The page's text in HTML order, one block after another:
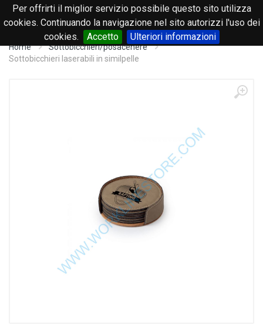
Per offrirti il miglior servizio possibile questo sito utilizza
cookies. Continuando la navigazione nel sito autorizzi l'uso dei
cookies.
Accetto Ulteriori informazioni
0
Home
Sottobicchieri/posacenere
Sottobicchieri laserabili in similpelle